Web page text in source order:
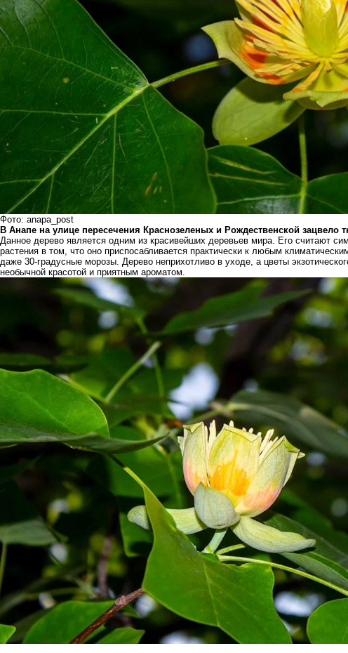
Фото: anapa_post
В Анапе на улице пересечения Краснозеленых и Рождественской зацвело
Данное дерево является одним из красивейших деревьев мира. Его считают
растения в том, что оно приспосабливается практически к любым
даже 30-градусные морозы. Дерево неприхотливо в уходе, а цветы
необычной красотой и приятным ароматом.